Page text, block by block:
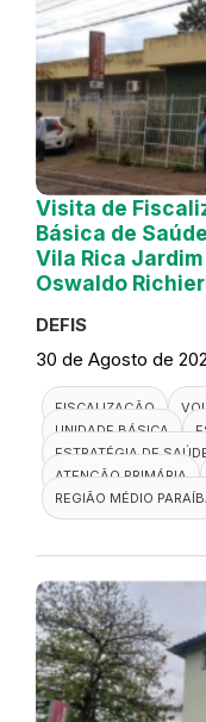
Visita de
Básica de
Vila Rica
Oswaldo
DEFIS
30 de Agosto de
FISCALIZAÇÃO
UNIDADE BÁSICA
ESTRATÉGIA DE
ATENÇÃO PRIMÁRIA
REGIÃO MÉDIO